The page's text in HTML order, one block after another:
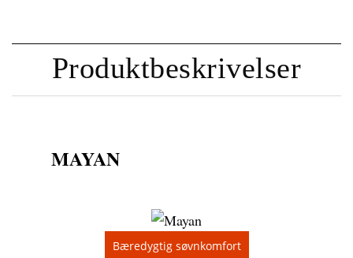
Produktbeskrivelser
Bæredygtig søvnkomfort
MAYAN